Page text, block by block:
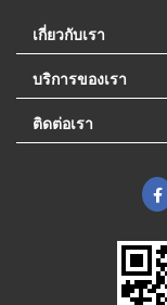
เกี่ยวกับเรา
บริการของเรา
ติดต่อเรา